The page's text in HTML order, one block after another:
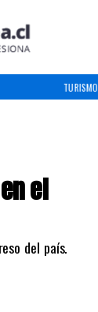
TURISMO
el
del país.